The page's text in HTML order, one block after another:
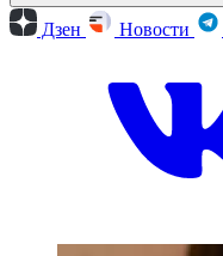
Дзен Новости